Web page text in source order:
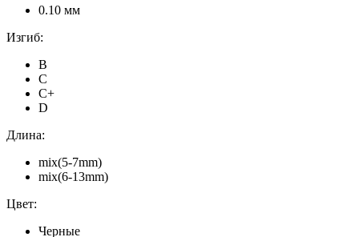
0.10 мм
Изгиб:
B
C
C+
D
Длина:
mix(5-7mm)
mix(6-13mm)
Цвет:
Черные